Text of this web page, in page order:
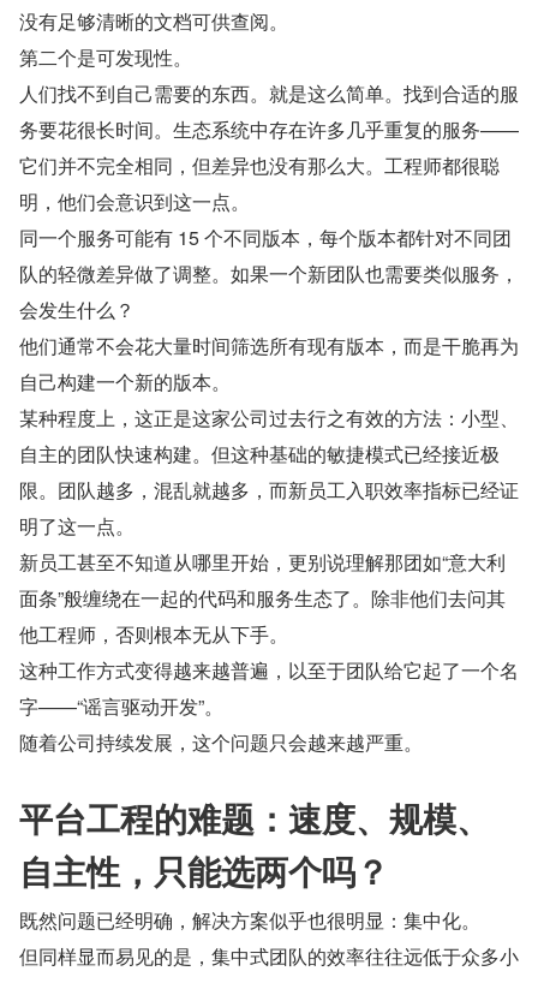
没有足够清晰的文档可供查阅。
第二个是可发现性。
人们找不到自己需要的东西。就是这么简单。找到合适的服
务要花很长时间。生态系统中存在许多几乎重复的服务——
它们并不完全相同，但差异也没有那么大。工程师都很聪
明，他们会意识到这一点。
同一个服务可能有 15 个不同版本，每个版本都针对不同团
队的轻微差异做了调整。如果一个新团队也需要类似服务，
会发生什么？
他们通常不会花大量时间筛选所有现有版本，而是干脆再为
自己构建一个新的版本。
某种程度上，这正是这家公司过去行之有效的方法：小型、
自主的团队快速构建。但这种基础的敏捷模式已经接近极
限。团队越多，混乱就越多，而新员工入职效率指标已经证
明了这一点。
新员工甚至不知道从哪里开始，更别说理解那团如“意大利
面条”般缠绕在一起的代码和服务生态了。除非他们去问其
他工程师，否则根本无从下手。
这种工作方式变得越来越普遍，以至于团队给它起了一个名
字——“谣言驱动开发”。
随着公司持续发展，这个问题只会越来越严重。
平台工程的难题：速度、规模、
自主性，只能选两个吗？
既然问题已经明确，解决方案似乎也很明显：集中化。
但同样显而易见的是，集中式团队的效率往往远低于众多小